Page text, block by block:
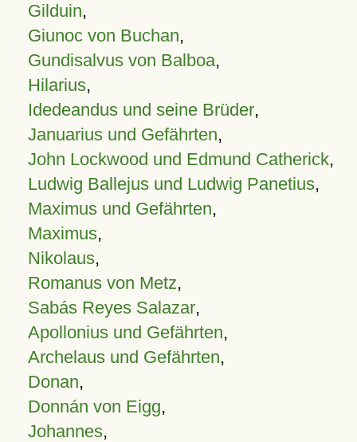
Gilduin,
Giunoc von Buchan,
Gundisalvus von Balboa,
Hilarius,
Idedeandus und seine Brüder,
Januarius und Gefährten,
John Lockwood und Edmund Catherick,
Ludwig Ballejus und Ludwig Panetius,
Maximus und Gefährten,
Maximus,
Nikolaus,
Romanus von Metz,
Sabás Reyes Salazar,
Apollonius und Gefährten,
Archelaus und Gefährten,
Donan,
Donnán von Eigg,
Johannes,